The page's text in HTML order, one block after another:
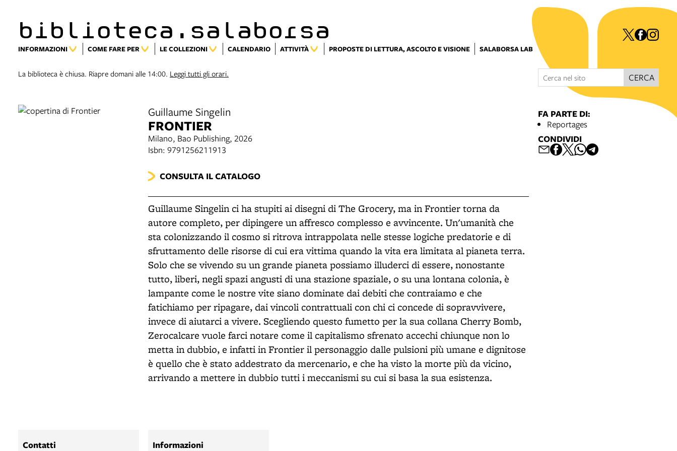
biblioteca.salaborsa
INFORMAZIONI COME FARE PER LE COLLEZIONI CALENDARIO ATTIVITÀ PROPOSTE DI LETTURA, ASCOLTO E VISIONE SALABORSA LAB
La biblioteca è chiusa. Riapre domani alle 14:00. Leggi tutti gli orari. CERCA
Guillaume Singelin
FRONTIER
Milano, Bao Publishing, 2026
Isbn: 9791256211913
CONSULTA IL CATALOGO
Guillaume Singelin ci ha stupiti ai disegni di The Grocery, ma in Frontier torna da
autore completo, per dipingere un affresco complesso e avvincente. Un'umanità che
sta colonizzando il cosmo si ritrova intrappolata nelle stesse logiche predatorie e di
sfruttamento delle risorse di cui era vittima quando la vita era limitata al pianeta terra.
Solo che se vivendo su un grande pianeta possiamo illuderci di essere, nonostante
tutto, liberi, negli spazi angusti di una stazione spaziale, o su una lontana colonia, è
lampante come le nostre vite siano dominate dai debiti che contraiamo e che
fatichiamo per ripagare, dai vincoli contrattuali con chi ci concede di sopravvivere,
invece di aiutarci a vivere. Scegliendo questo fumetto per la sua collana Cherry Bomb,
Zerocalcare vuole farci notare come il capitalismo sfrenato accechi chiunque non lo
metta in dubbio, e infatti in Frontier il personaggio dalle pulsioni più umane e dignitose
è quello che è stato addestrato da mercenario, e che ha visto la morte più da vicino,
arrivando a mettere in dubbio tutti i meccanismi su cui si basa la sua esistenza.
FA PARTE DI:
Reportages
CONDIVIDI
Contatti Informazioni